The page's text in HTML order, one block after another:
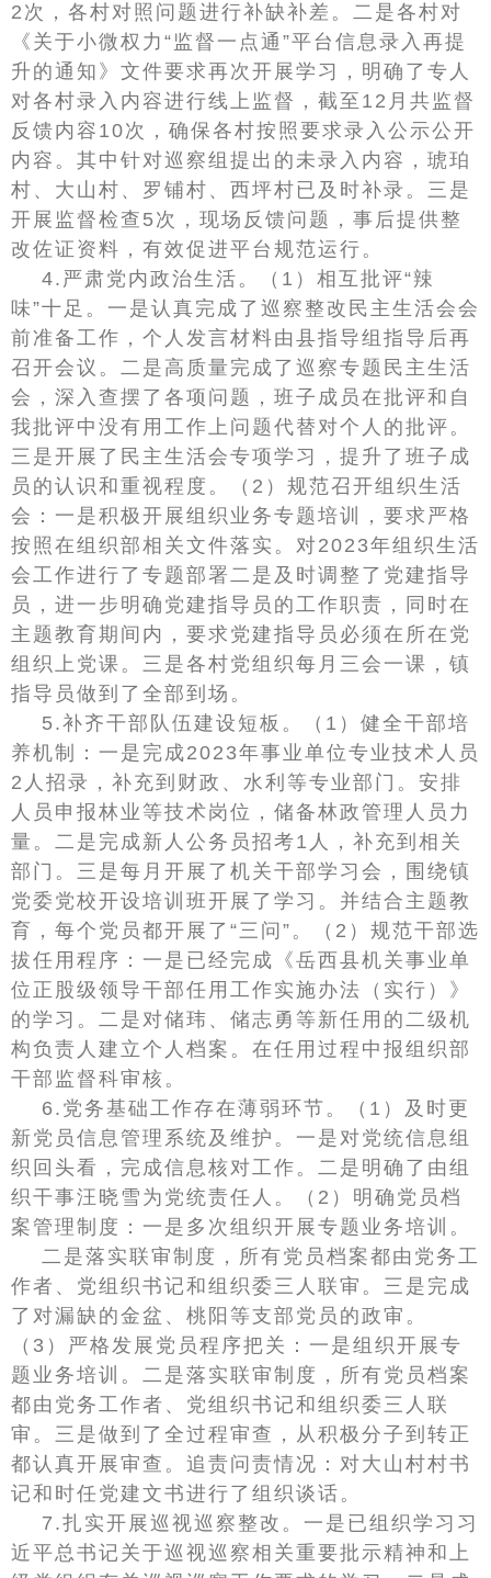
2次，各村对照问题进行补缺补差。二是各村对
《关于小微权力“监督一点通”平台信息录入再提
升的通知》文件要求再次开展学习，明确了专人
对各村录入内容进行线上监督，截至12月共监督
反馈内容10次，确保各村按照要求录入公示公开
内容。其中针对巡察组提出的未录入内容，琥珀
村、大山村、罗铺村、西坪村已及时补录。三是
开展监督检查5次，现场反馈问题，事后提供整
改佐证资料，有效促进平台规范运行。
4.严肃党内政治生活。（1）相互批评“辣
味”十足。一是认真完成了巡察整改民主生活会会
前准备工作，个人发言材料由县指导组指导后再
召开会议。二是高质量完成了巡察专题民主生活
会，深入查摆了各项问题，班子成员在批评和自
我批评中没有用工作上问题代替对个人的批评。
三是开展了民主生活会专项学习，提升了班子成
员的认识和重视程度。（2）规范召开组织生活
会：一是积极开展组织业务专题培训，要求严格
按照在组织部相关文件落实。对2023年组织生活
会工作进行了专题部署二是及时调整了党建指导
员，进一步明确党建指导员的工作职责，同时在
主题教育期间内，要求党建指导员必须在所在党
组织上党课。三是各村党组织每月三会一课，镇
指导员做到了全部到场。
5.补齐干部队伍建设短板。（1）健全干部培
养机制：一是完成2023年事业单位专业技术人员
2人招录，补充到财政、水利等专业部门。安排
人员申报林业等技术岗位，储备林政管理人员力
量。二是完成新人公务员招考1人，补充到相关
部门。三是每月开展了机关干部学习会，围绕镇
党委党校开设培训班开展了学习。并结合主题教
育，每个党员都开展了“三问”。（2）规范干部选
拔任用程序：一是已经完成《岳西县机关事业单
位正股级领导干部任用工作实施办法（实行）》
的学习。二是对储玮、储志勇等新任用的二级机
构负责人建立个人档案。在任用过程中报组织部
干部监督科审核。
6.党务基础工作存在薄弱环节。（1）及时更
新党员信息管理系统及维护。一是对党统信息组
织回头看，完成信息核对工作。二是明确了由组
织干事汪晓雪为党统责任人。（2）明确党员档
案管理制度：一是多次组织开展专题业务培训。
二是落实联审制度，所有党员档案都由党务工
作者、党组织书记和组织委三人联审。三是完成
了对漏缺的金盆、桃阳等支部党员的政审。
（3）严格发展党员程序把关：一是组织开展专
题业务培训。二是落实联审制度，所有党员档案
都由党务工作者、党组织书记和组织委三人联
审。三是做到了全过程审查，从积极分子到转正
都认真开展审查。追责问责情况：对大山村村书
记和时任党建文书进行了组织谈话。
7.扎实开展巡视巡察整改。一是已组织学习习
近平总书记关于巡视巡察相关重要批示精神和上